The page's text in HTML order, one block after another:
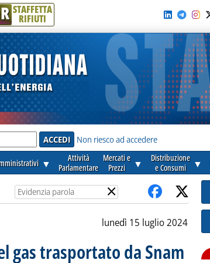
R STAFFETTA
RIFIUTI
Non riesco ad accedere
▼
Attività
Parlamentare
Mercati e
Prezzi
▼
Distribuzione
e Consumi
▼
×
lunedì 15 luglio 2024
gas trasportato da Snam